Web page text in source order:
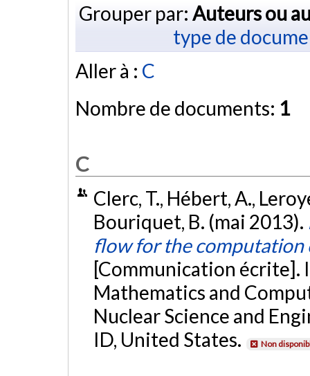
Grouper par: Auteurs ou
type de
Aller à : C
Nombre de documents: 1
C
Clerc, T., Hébert, A.,
Bouriquet, B. (mai 2013).
flow for the computation
[Communication
Mathematics and
Nuclear Science and
ID, United States.
Non